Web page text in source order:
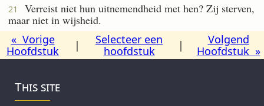
21
Verreist niet hun uitnemendheid met hen? Zij sterven,
maar niet in wijsheid.
« Vorige
Hoofdstuk
|
Selecteer een
hoofdstuk
|
Volgend
Hoofdstuk »
This site